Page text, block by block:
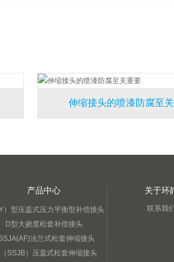
腐至关重要 双法兰伸缩
产品中心
）型压盖式压力平衡型补偿接头
D型大挠度松套补偿接头
法兰式松套伸缩接头
SSJB）压盖式松套伸缩接头
关于环
联系我